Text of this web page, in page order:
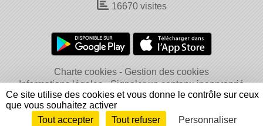
16670visites
Charte cookies
Gestion des cookies
Informations légales
Signaler un contenu inapproprié
Envie de participer ? Connexion
Ce site utilise des cookies et vous donne le contrôle sur ceux
que vous souhaitez activer
Tout accepter
Tout refuser Personnaliser